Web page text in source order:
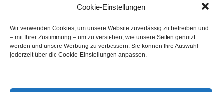
Cookie-Einstellungen
Wir verwenden Cookies, um unsere Website zuverlässig zu betreiben und
– mit Ihrer Zustimmung – um zu verstehen, wie unsere Seiten genutzt
werden und unsere Werbung zu verbessern. Sie können Ihre Auswahl
jederzeit über die Cookie-Einstellungen anpassen.
Autoankauf Export